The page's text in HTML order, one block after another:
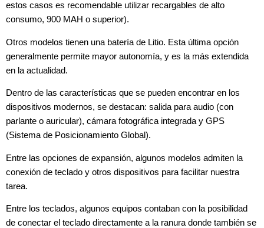
estos casos es recomendable utilizar recargables de alto
consumo, 900 MAH o superior).
Otros modelos tienen una batería de Litio. Esta última opción
generalmente permite mayor autonomía, y es la más extendida
en la actualidad.
Dentro de las características que se pueden encontrar en los
dispositivos modernos, se destacan: salida para audio (con
parlante o auricular), cámara fotográfica integrada y GPS
(Sistema de Posicionamiento Global).
Entre las opciones de expansión, algunos modelos admiten la
conexión de teclado y otros dispositivos para facilitar nuestra
tarea.
Entre los teclados, algunos equipos contaban con la posibilidad
de conectar el teclado directamente a la ranura donde también se